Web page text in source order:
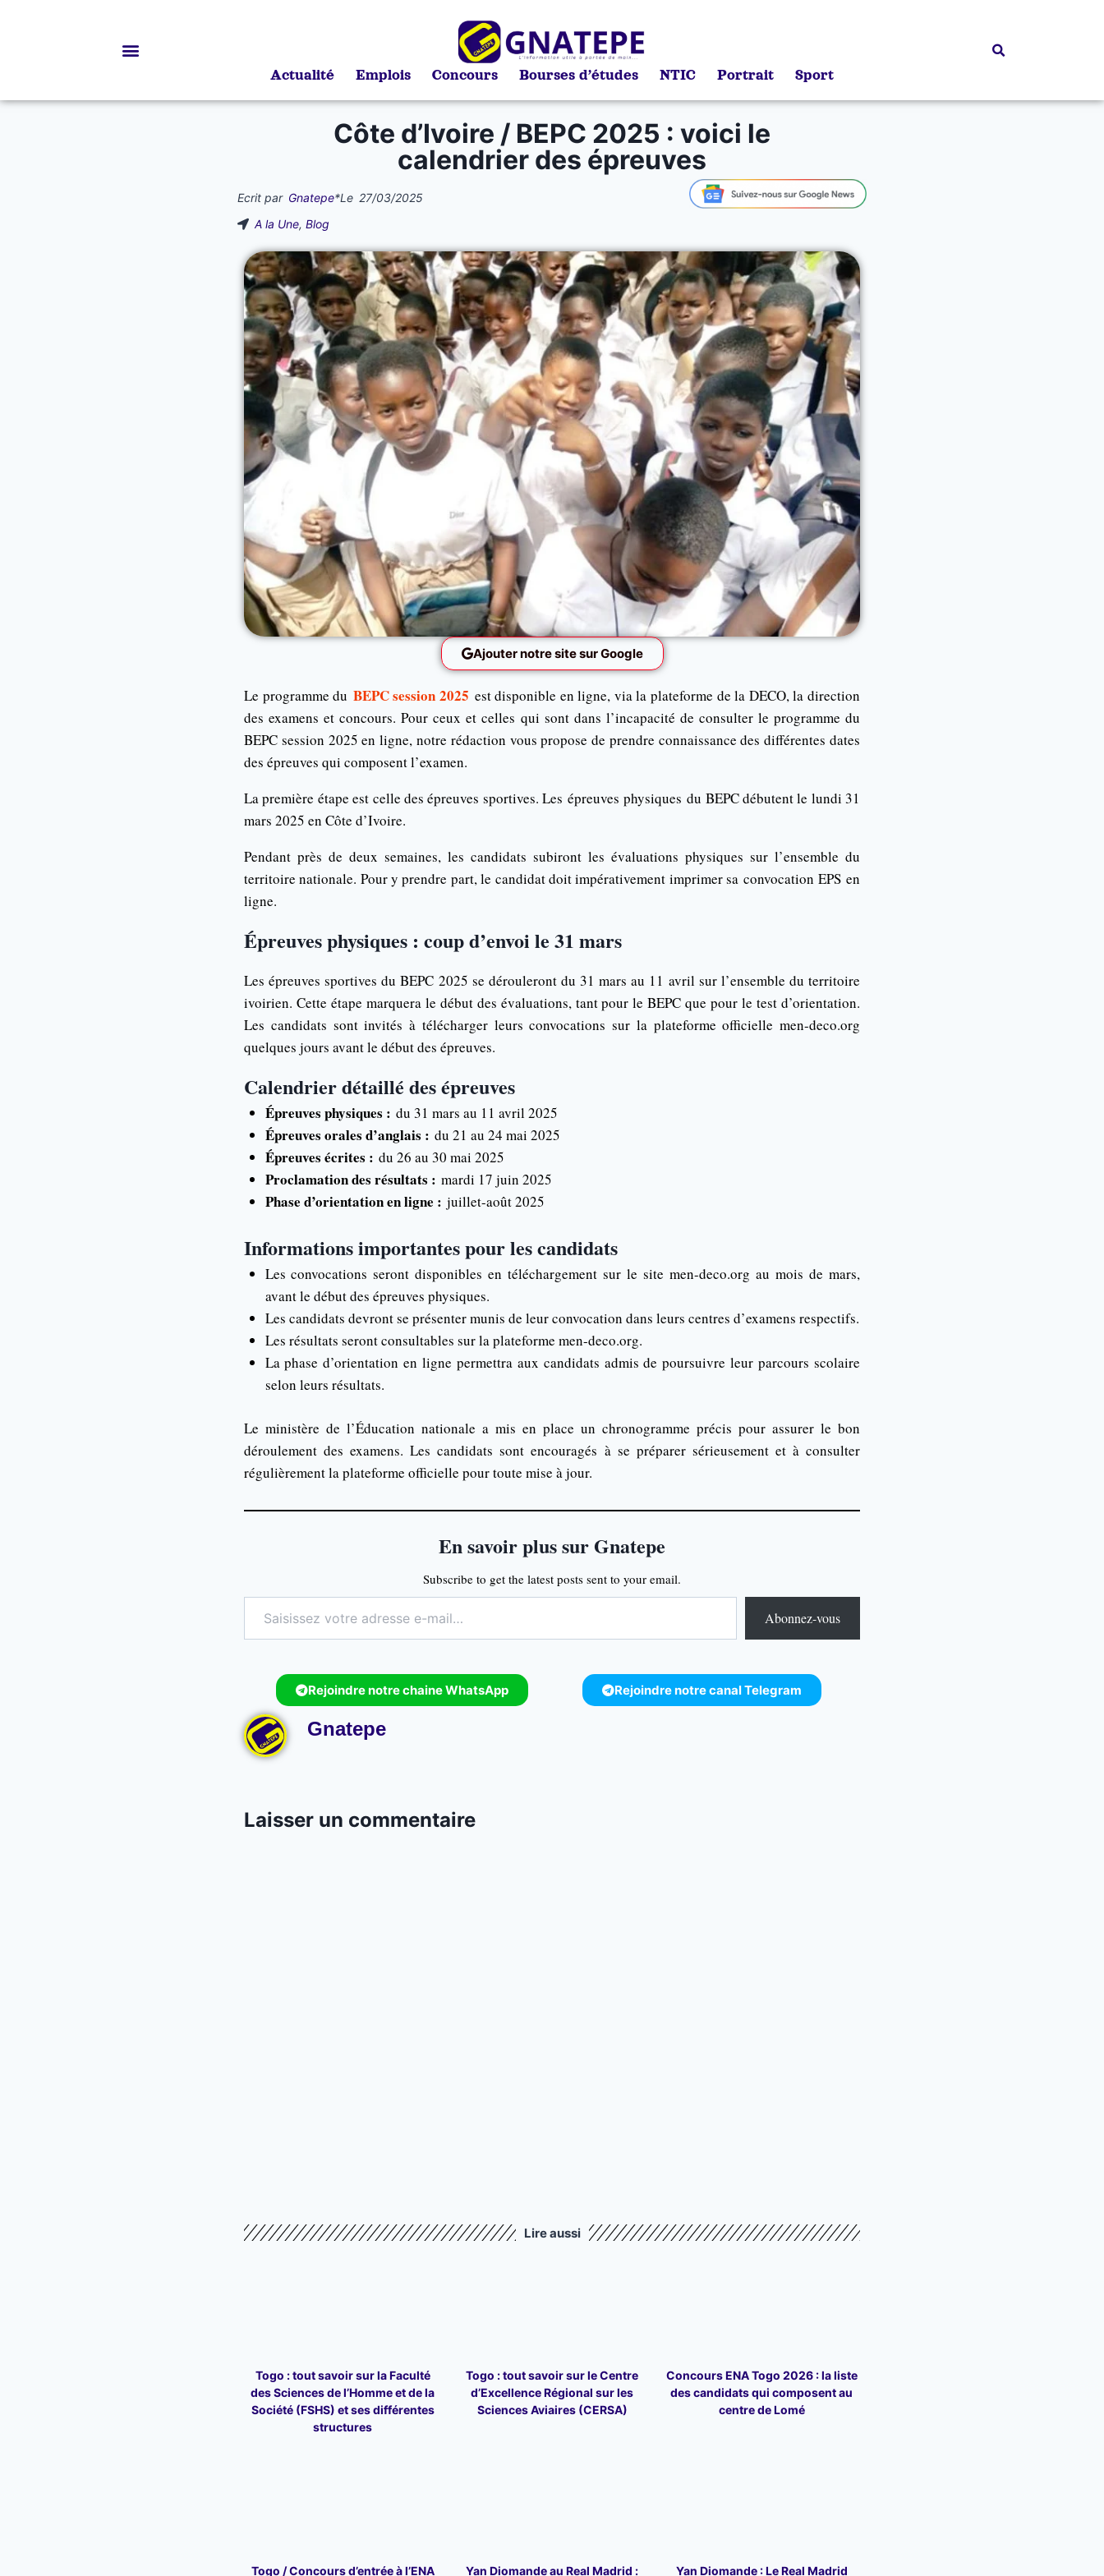
Actualité Emplois Concours Bourses d’études NTIC Portrait Sport
Côte d’Ivoire / BEPC 2025 : voici le
calendrier des épreuves
Ecrit par Gnatepe*Le 27/03/2025
A la Une, Blog
Ajouter notre site sur Google
Le programme du BEPC session 2025 est disponible en ligne, via la plateforme de la DECO, la direction
des examens et concours. Pour ceux et celles qui sont dans l’incapacité de consulter le programme du
BEPC session 2025 en ligne, notre rédaction vous propose de prendre connaissance des différentes dates
des épreuves qui composent l’examen.
La première étape est celle des épreuves sportives. Les épreuves physiques du BEPC débutent le lundi 31
mars 2025 en Côte d’Ivoire.
Pendant près de deux semaines, les candidats subiront les évaluations physiques sur l’ensemble du
territoire nationale. Pour y prendre part, le candidat doit impérativement imprimer sa convocation EPS en
ligne.
Épreuves physiques : coup d’envoi le 31 mars
Les épreuves sportives du BEPC 2025 se dérouleront du 31 mars au 11 avril sur l’ensemble du territoire
ivoirien. Cette étape marquera le début des évaluations, tant pour le BEPC que pour le test d’orientation.
Les candidats sont invités à télécharger leurs convocations sur la plateforme officielle men-deco.org
quelques jours avant le début des épreuves.
Calendrier détaillé des épreuves
Épreuves physiques : du 31 mars au 11 avril 2025
Épreuves orales d’anglais : du 21 au 24 mai 2025
Épreuves écrites : du 26 au 30 mai 2025
Proclamation des résultats : mardi 17 juin 2025
Phase d’orientation en ligne : juillet-août 2025
Informations importantes pour les candidats
Les convocations seront disponibles en téléchargement sur le site men-deco.org au mois de mars,
avant le début des épreuves physiques.
Les candidats devront se présenter munis de leur convocation dans leurs centres d’examens respectifs.
Les résultats seront consultables sur la plateforme men-deco.org.
La phase d’orientation en ligne permettra aux candidats admis de poursuivre leur parcours scolaire
selon leurs résultats.
Le ministère de l’Éducation nationale a mis en place un chronogramme précis pour assurer le bon
déroulement des examens. Les candidats sont encouragés à se préparer sérieusement et à consulter
régulièrement la plateforme officielle pour toute mise à jour.
En savoir plus sur Gnatepe
Subscribe to get the latest posts sent to your email.
Abonnez-vous
Rejoindre notre chaine WhatsApp Rejoindre notre canal Telegram
Gnatepe
Laisser un commentaire
Lire aussi
Togo : tout savoir sur la Faculté
des Sciences de l’Homme et de la
Société (FSHS) et ses différentes
structures
Togo : tout savoir sur le Centre
d’Excellence Régional sur les
Sciences Aviaires (CERSA)
Concours ENA Togo 2026 : la liste
des candidats qui composent au
centre de Lomé
Togo / Concours d’entrée à l’ENA Yan Diomande au Real Madrid : Yan Diomande : Le Real Madrid